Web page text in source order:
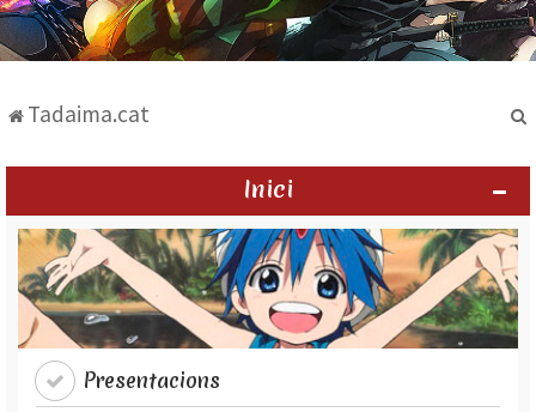
Tadaima.cat
Inici
Presentacions